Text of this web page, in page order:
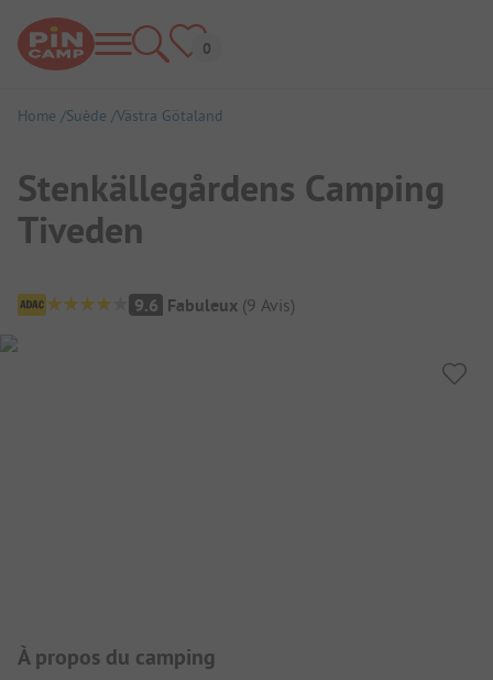
Home Suède Västra Götaland
Stenkällegårdens Camping
Tiveden
Aperçu du camping
9.6 Fabuleux (9 Avis)
Présentation du camping
À propos du camping